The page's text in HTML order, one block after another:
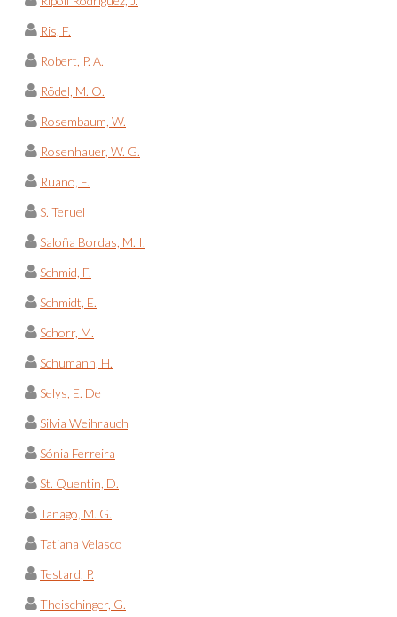
Ris, F.
Robert, P. A.
Rödel, M. O.
Rosembaum, W.
Rosenhauer, W. G.
Ruano, F.
S. Teruel
Saloña Bordas, M. I.
Schmid, F.
Schmidt, E.
Schorr, M.
Schumann, H.
Selys, E. De
Silvia Weihrauch
Sónia Ferreira
St. Quentin, D.
Tanago, M. G.
Tatiana Velasco
Testard, P.
Theischinger, G.